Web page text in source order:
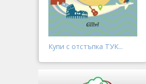
Купи с отстъпка ТУК...